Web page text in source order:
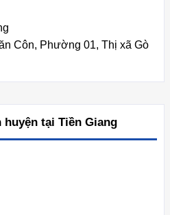
Côn, Phường 01, Thị xã Gò
tại Tiền Giang